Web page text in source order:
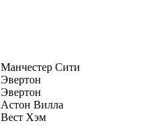
Манчестер Сити
Эвертон
Эвертон
Астон Вилла
Вест Хэм